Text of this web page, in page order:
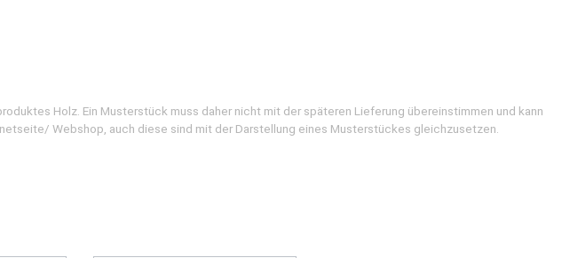
Holz. Ein Musterstück muss daher nicht mit der späteren Lieferung übereinstimmen und kann
Webshop, auch diese sind mit der Darstellung eines Musterstückes gleichzusetzen.